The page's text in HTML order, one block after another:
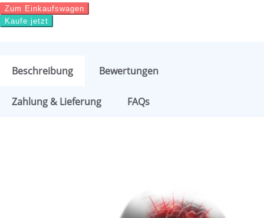
Zum Einkaufswagen
Kaufe jetzt
Beschreibung Bewertungen
Zahlung & Lieferung FAQs